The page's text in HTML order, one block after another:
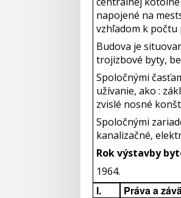
napojené na
vzhľadom k počtu
Budova je
trojizbové byty,
Spoločnými
užívanie, ako :
zvislé nosné
Spoločnými
kanalizačné,
Rok výstavby
1964.
I.
Práva a